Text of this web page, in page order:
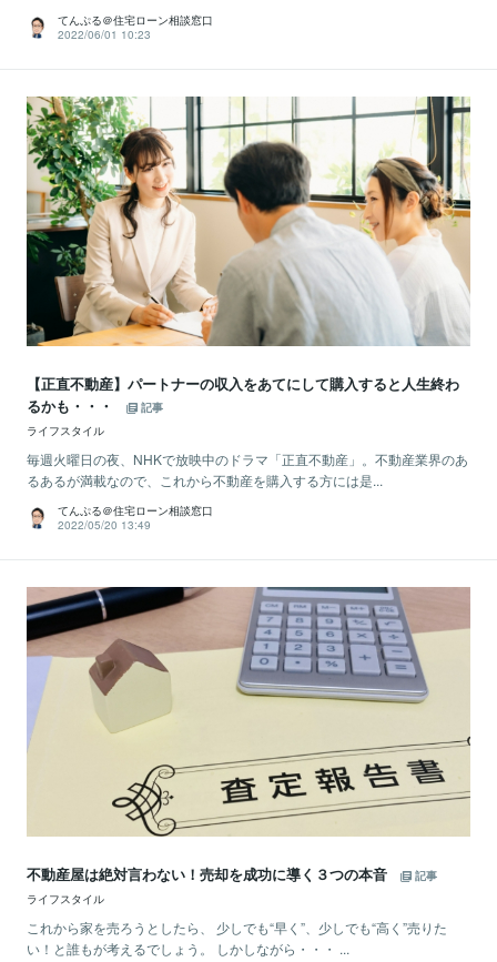
てんぷる＠住宅ローン相談窓口
2022/06/01 10:23
【正直不動産】パートナーの収入をあてにして購入すると人生終わ
るかも・・・
記事
ライフスタイル
毎週火曜日の夜、NHKで放映中のドラマ「正直不動産」。不動産業界のあ
るあるが満載なので、これから不動産を購入する方には是...
てんぷる＠住宅ローン相談窓口
2022/05/20 13:49
不動産屋は絶対言わない！売却を成功に導く３つの本音
記事
ライフスタイル
これから家を売ろうとしたら、 少しでも“早く”、少しでも“高く”売りた
い！と誰もが考えるでしょう。 しかしながら・・・ ...